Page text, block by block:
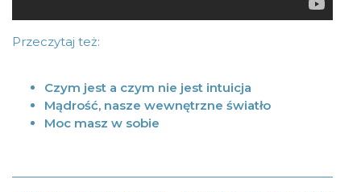
Przeczytaj też:
Czym jest a czym nie jest intuicja
Mądrość, nasze wewnętrzne światło
Moc masz w sobie